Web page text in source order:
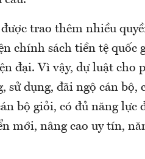
trao thêm nhiều
chính sách tiền tệ quốc
đại. Vì vậy, dự luật cho
sử dụng, đãi ngộ cán bộ,
bộ giỏi, có đủ năng lực
mới, nâng cao uy tín,